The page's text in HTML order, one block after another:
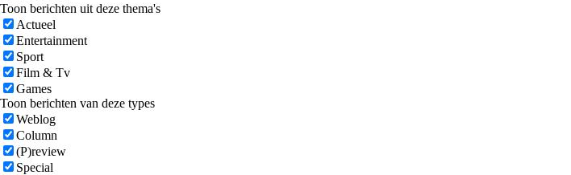
Toon berichten uit deze thema's
Actueel
Entertainment
Sport
Film & Tv
Games
Toon berichten van deze types
Weblog
Column
(P)review
Special